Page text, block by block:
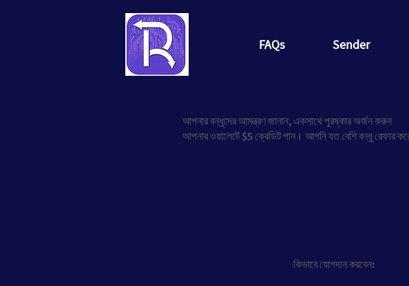
FAQs Sender
আপনার বন্ধুদের আমন্ত্রণ জানান, একসাথে পুরষ্কার অর্জন করুন
আপনার ওয়ালেটে $5 ক্রেডিট পান। আপনি যত বেশি বন্ধু রেফার
কিভাবে যোগদান করবেন: